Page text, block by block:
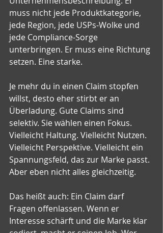
muss nicht jede Produktkategorie,
jede Region, jede USPs-Wolke und
jede Compliance-Sorge
unterbringen. Er muss eine Richtung
setzen. Eine starke.
Je mehr du in einen Claim stopfen
willst, desto eher stirbt er an
Überladung. Gute Claims sind
selektiv. Sie wählen einen Fokus.
Vielleicht Haltung. Vielleicht Nutzen.
Vielleicht Perspektive. Vielleicht ein
Spannungsfeld, das zur Marke passt.
Aber eben nicht alles gleichzeitig.
Das heißt auch: Ein Claim darf
Fragen offenlassen. Wenn er
Interesse schärft und die Marke klar